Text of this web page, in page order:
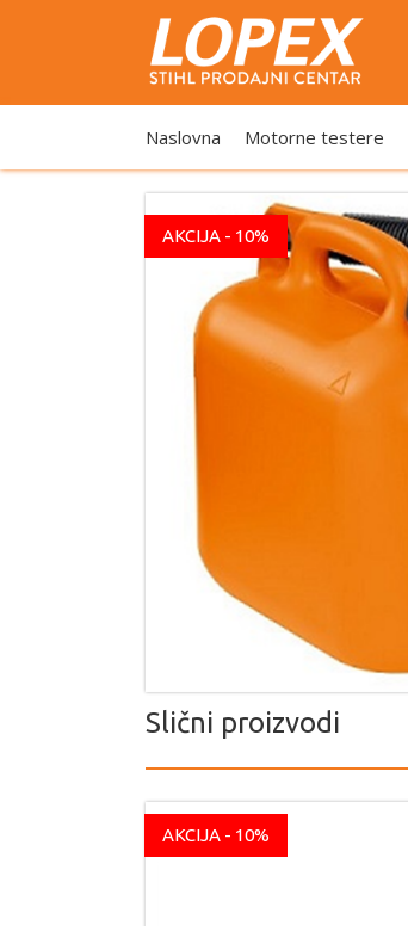
Naslovna Motorne testere
AKCIJA - 10%
Slični proizvodi
AKCIJA - 10%